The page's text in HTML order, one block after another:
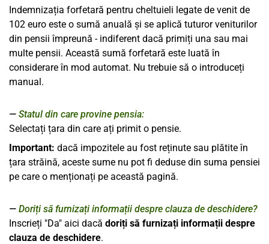
Indemnizația forfetară pentru cheltuieli legate de venit de
102 euro este o sumă anuală și se aplică tuturor veniturilor
din pensii împreună - indiferent dacă primiți una sau mai
multe pensii. Această sumă forfetară este luată în
considerare în mod automat. Nu trebuie să o introduceți
manual.
Statul din care provine pensia:
Selectați țara din care ați primit o pensie.
Important: dacă impozitele au fost reținute sau plătite în
țara străină, aceste sume nu pot fi deduse din suma pensiei
pe care o menționați pe această pagină.
Doriți să furnizați informații despre clauza de deschidere?
Inscrieți "Da" aici dacă doriți să furnizați informații despre
clauza de deschidere.